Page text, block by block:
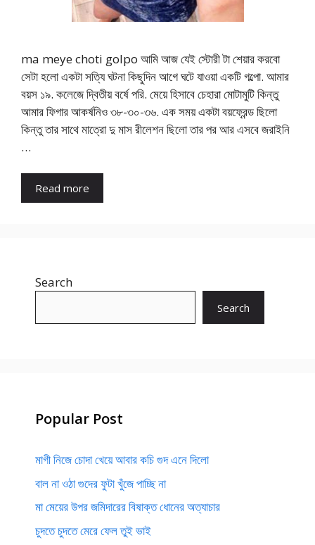
ma meye choti golpo আমি আজ যেই স্টোরী টা শেয়ার করবো
সেটা হলো একটা সত্যি ঘটনা কিছুদিন আগে ঘটে যাওয়া একটি গল্পো. আমার
বয়স ১৯. কলেজে দ্বিতীয় বর্ষে পরি. মেয়ে হিসাবে চেহারা মোটামুটি কিন্তু
আমার ফিগার আকর্ষনিও ৩৮-৩০-৩৬. এক সময় একটা বয়ফ্রেন্ড ছিলো
কিন্তু তার সাথে মাত্রো দু মাস রীলেশন ছিলো তার পর আর এসবে জরাইনি
…
Read more
Search
Search
Popular Post
মাগী নিজে চোদা খেয়ে আবার কচি গুদ এনে দিলো
বাল না ওঠা গুদের ফুটা খুঁজে পাচ্ছি না
মা মেয়ের উপর জমিদারের বিষাক্ত ধোনের অত্যাচার
চুদতে চুদতে মেরে ফেল তুই ভাই